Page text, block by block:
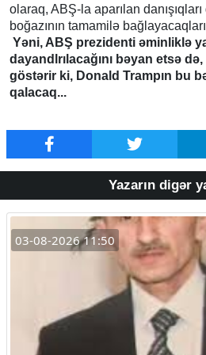
olaraq, ABŞ-la aparılan
boğazının tamamilə
Yəni, ABŞ prezidenti əminliklə
dayandlrılacağını bəyan etsə
göstərir ki, Donald Trampın bu
qalacaq...
Yazarın digər
03-08-2026 11:50